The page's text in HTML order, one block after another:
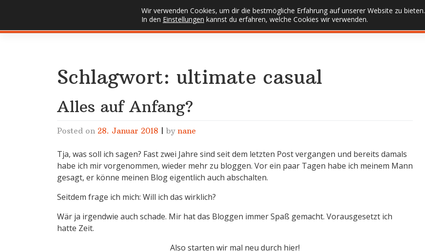
content
Schlagwort: ultimate casual
Alles auf Anfang?
Posted on 28. Januar 2018 by nane
Tja, was soll ich sagen? Fast zwei Jahre sind seit dem letzten Post vergangen und bereits damals
habe ich mir vorgenommen, wieder mehr zu bloggen. Vor ein paar Tagen habe ich meinem Mann
gesagt, er könne meinen Blog eigentlich auch abschalten.
Seitdem frage ich mich: Will ich das wirklich?
Wär ja irgendwie auch schade. Mir hat das Bloggen immer Spaß gemacht. Vorausgesetzt ich
hatte Zeit.
Also starten wir mal neu durch hier!
Wir verwenden Cookies, um dir die bestmögliche Erfahrung auf unserer Website zu bieten.
In den Einstellungen kannst du erfahren, welche Cookies wir verwenden.